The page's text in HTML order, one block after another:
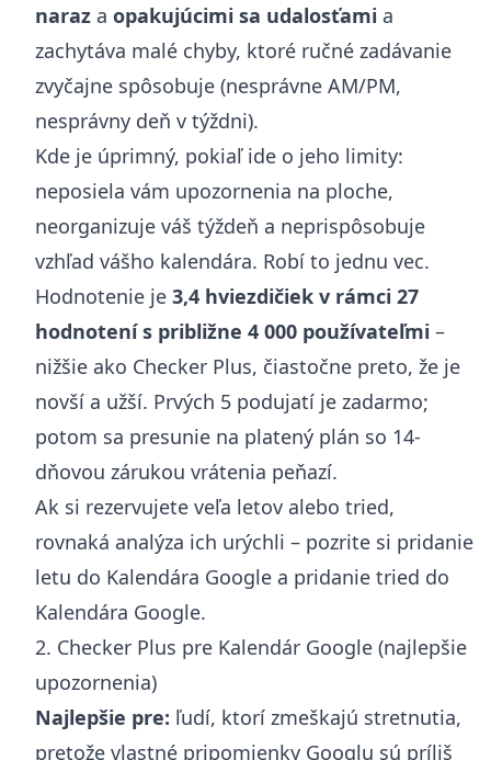
naraz a opakujúcimi sa udalosťami a
zachytáva malé chyby, ktoré ručné zadávanie
zvyčajne spôsobuje (nesprávne AM/PM,
nesprávny deň v týždni).
Kde je úprimný, pokiaľ ide o jeho limity:
neposiela vám upozornenia na ploche,
neorganizuje váš týždeň a neprispôsobuje
vzhľad vášho kalendára. Robí to jednu vec.
Hodnotenie je 3,4 hviezdičiek v rámci 27
hodnotení s približne 4 000 používateľmi –
nižšie ako Checker Plus, čiastočne preto, že je
novší a užší. Prvých 5 podujatí je zadarmo;
potom sa presunie na platený plán so 14-
dňovou zárukou vrátenia peňazí.
Ak si rezervujete veľa letov alebo tried,
rovnaká analýza ich urýchli – pozrite si pridanie
letu do Kalendára Google a pridanie tried do
Kalendára Google.
2. Checker Plus pre Kalendár Google (najlepšie
upozornenia)
Najlepšie pre: ľudí, ktorí zmeškajú stretnutia,
pretože vlastné pripomienky Googlu sú príliš